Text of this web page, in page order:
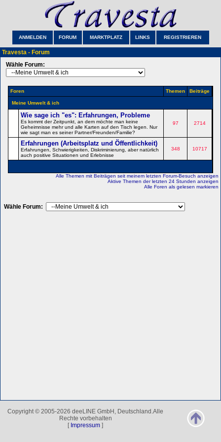
ANMELDEN FORUM MARKTPLATZ LINKS REGISTRIEREN
Travesta - Forum
Wähle Forum:
Foren Themen Beiträge
Meine Umwelt & ich
Wie sage ich "es": Erfahrungen, Probleme
Es kommt der Zeitpunkt, an dem möchte man keine
Geheimnisse mehr und alle Karten auf den Tisch legen. Nur
wie sagt man es seiner Partner/Freunden/Familie?
97 2714
Erfahrungen (Arbeitsplatz und Öffentlichkeit)
Erfahrungen, Schwierigkeiten, Diskriminierung, aber natürlich
auch positive Situationen und Erlebnisse
348 10717
Alle Themen mit Beiträgen seit meinem letzten Forum-Besuch anzeigen
Aktive Themen der letzten 24 Stunden anzeigen
Alle Foren als gelesen markieren
Wähle Forum:
Copyright © 2005-2026 deeLINE GmbH, Deutschland.Alle
Rechte vorbehalten
[ Impressum ]